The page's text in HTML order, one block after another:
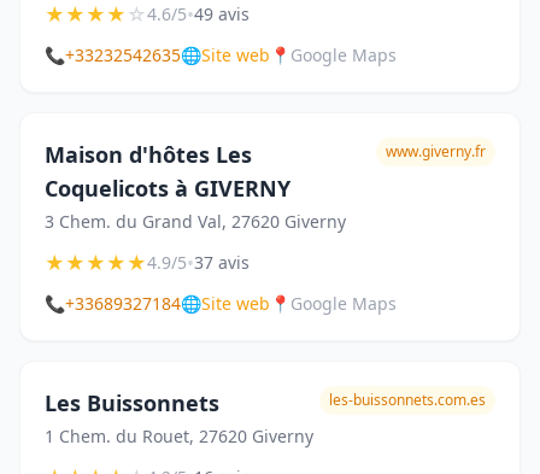
★★★★☆4.6/5•49 avis
📞+33232542635🌐Site web 📍 Google Maps
Maison d'hôtes Les
Coquelicots à GIVERNY
3 Chem. du Grand Val, 27620 Giverny
www.giverny.fr
★★★★★4.9/5•37 avis
📞+33689327184🌐Site web 📍 Google Maps
Les Buissonnets
1 Chem. du Rouet, 27620 Giverny
les-buissonnets.com.es